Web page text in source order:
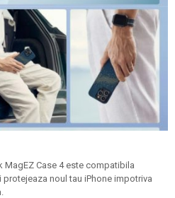
MagEZ Case 4este compatibila
noul tau iPhone impotriva